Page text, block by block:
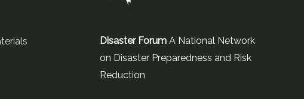
Disaster ForumA National Network
on Disaster Preparedness and Risk
Reduction